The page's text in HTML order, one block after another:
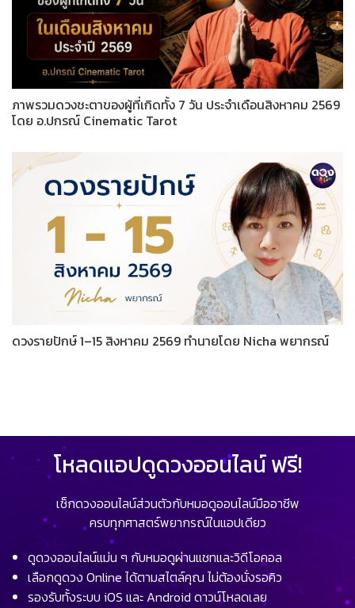
ภาพรวมดวงชะตาของผู้ที่เกิดทั้ง 7 วัน ประจำเดือนสิงหาคม 2569
โดย อ.ปกรณ์ Cinematic Tarot
ดวงรายปักษ์ 1–15 สิงหาคม 2569 ทำนายโดย Nicha พยากรณ์
โหลดแอปดูดวงออนไลน์ ฟรี!
เช็กดวงออนไลน์ส่วนตัวกับหมอดูออนไลน์มืออาชีพ
ครบทุกศาสตร์พยากรณ์ในแอปเดียว
ดูดวงออนไลน์แม่น ๆ กับหมอดูผ่านแชทและวิดีโอคอล
เลือกดูดวง Online ได้ตามสไตล์คุณ ไม่ต้องนั่งรอคิว
รองรับทั้งระบบ iOS และ Android ดาวน์โหลดเลย